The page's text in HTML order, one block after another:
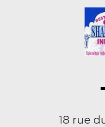
18 rue